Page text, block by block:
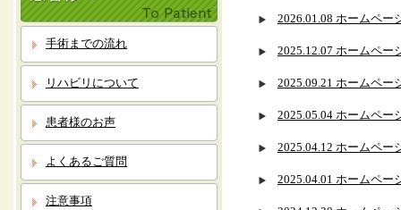
手術までの流れ
リハビリについて
患者様のお声
よくあるご質問
注意事項
2026.01.08 ホームペー
2025.12.07 ホームペー
2025.09.21 ホームペー
2025.05.04 ホームペー
2025.04.12 ホームペー
2025.04.01 ホームペー